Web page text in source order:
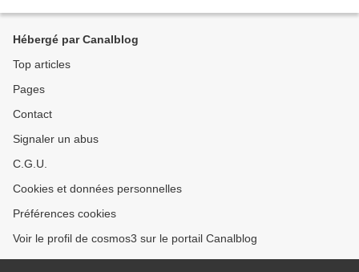
Hébergé par Canalblog
Top articles
Pages
Contact
Signaler un abus
C.G.U.
Cookies et données personnelles
Préférences cookies
Voir le profil de cosmos3 sur le portail Canalblog